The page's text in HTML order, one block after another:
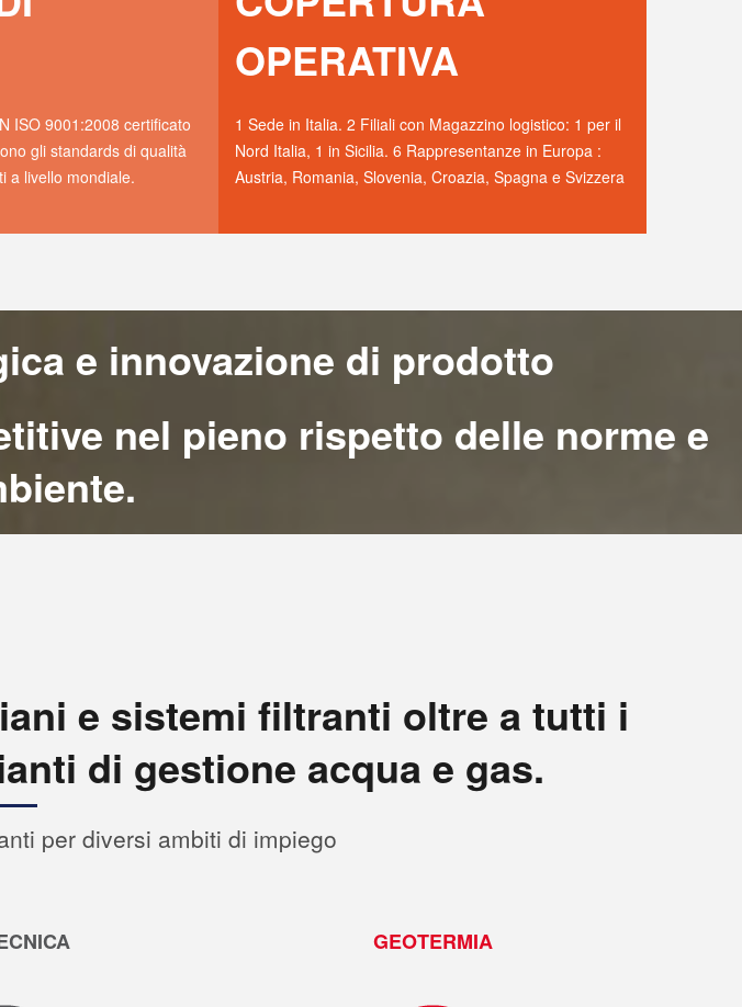
ISO 9001:2008 certificato
gli standards di qualità
a livello mondiale.
OPERATIVA
1 Sede in Italia. 2 Filiali con Magazzino logistico: 1 per il
Nord Italia, 1 in Sicilia. 6 Rappresentanze in Europa :
Austria, Romania, Slovenia, Croazia, Spagna e Svizzera
e innovazione di prodotto
nel pieno rispetto delle norme e
e sistemi filtranti oltre a tutti i
di gestione acqua e gas.
per diversi ambiti di impiego
GEOTERMIA